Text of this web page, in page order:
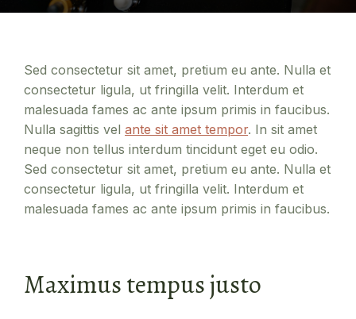
Sed consectetur sit amet, pretium eu ante. Nulla et
consectetur ligula, ut fringilla velit. Interdum et
malesuada fames ac ante ipsum primis in faucibus.
Nulla sagittis vel ante sit amet tempor. In sit amet
neque non tellus interdum tincidunt eget eu odio.
Sed consectetur sit amet, pretium eu ante. Nulla et
consectetur ligula, ut fringilla velit. Interdum et
malesuada fames ac ante ipsum primis in faucibus.
Maximus tempus justo